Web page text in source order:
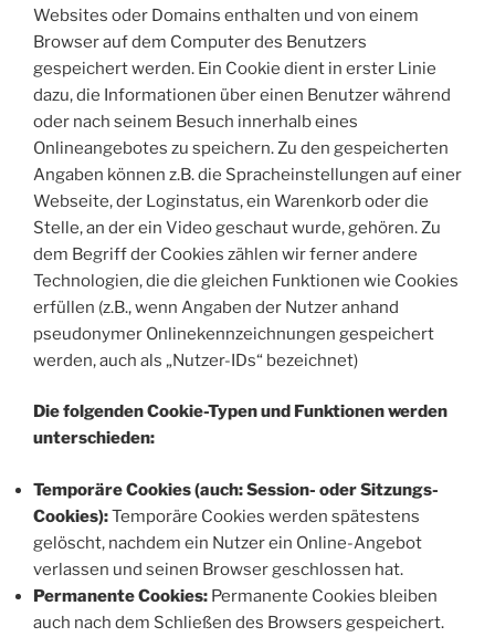
Websites oder Domains enthalten und von einem
Browser auf dem Computer des Benutzers
gespeichert werden. Ein Cookie dient in erster Linie
dazu, die Informationen über einen Benutzer während
oder nach seinem Besuch innerhalb eines
Onlineangebotes zu speichern. Zu den gespeicherten
Angaben können z.B. die Spracheinstellungen auf einer
Webseite, der Loginstatus, ein Warenkorb oder die
Stelle, an der ein Video geschaut wurde, gehören. Zu
dem Begriff der Cookies zählen wir ferner andere
Technologien, die die gleichen Funktionen wie Cookies
erfüllen (z.B., wenn Angaben der Nutzer anhand
pseudonymer Onlinekennzeichnungen gespeichert
werden, auch als „Nutzer-IDs“ bezeichnet)
Die folgenden Cookie-Typen und Funktionen werden
unterschieden:
Temporäre Cookies (auch: Session- oder Sitzungs-
Cookies):Temporäre Cookies werden spätestens
gelöscht, nachdem ein Nutzer ein Online-Angebot
verlassen und seinen Browser geschlossen hat.
Permanente Cookies: Permanente Cookies bleiben
auch nach dem Schließen des Browsers gespeichert.